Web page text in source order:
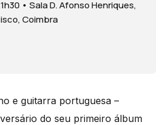
• Sala D. Afonso Henriques,
Coimbra
e guitarra portuguesa –
do seu primeiro álbum